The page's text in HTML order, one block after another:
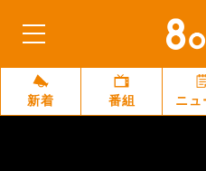
新着 番組 ニュ